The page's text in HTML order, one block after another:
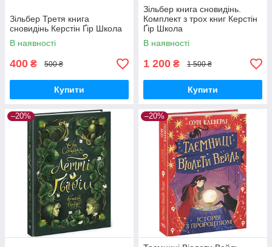
Зільбер Третя книга
сновидінь Керстін Ґір Школа
В наявності
400 ₴ 500 ₴
Купити
Зільбер книга сновидінь.
Комплект з трох книг Керстін
Ґір Школа
В наявності
1 200 ₴ 1 500 ₴
Купити
–20% –20%